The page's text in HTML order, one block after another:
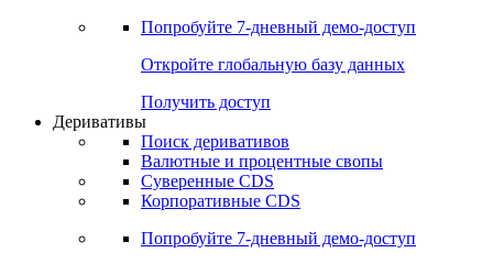
Попробуйте 7-дневный демо-доступ
Откройте глобальную базу данных
Получить доступ
Деривативы
Поиск деривативов
Валютные и процентные свопы
Суверенные CDS
Корпоративные CDS
Попробуйте 7-дневный демо-доступ